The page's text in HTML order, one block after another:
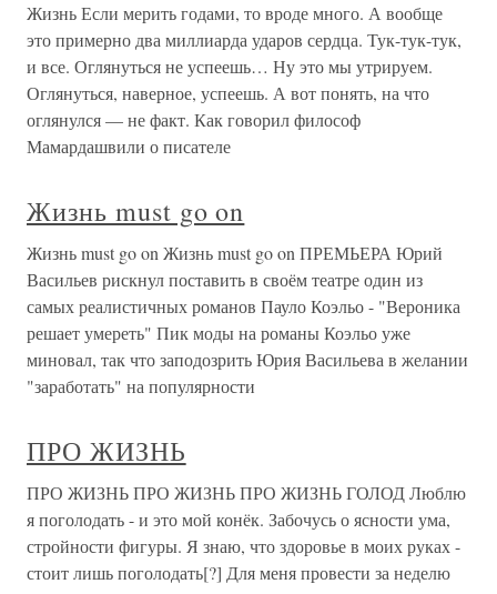
Жизнь Если мерить годами, то вроде много. А вообще
это примерно два миллиарда ударов сердца. Тук-тук-тук,
и все. Оглянуться не успеешь… Ну это мы утрируем.
Оглянуться, наверное, успеешь. А вот понять, на что
оглянулся — не факт. Как говорил философ
Мамардашвили о писателе
Жизнь must go on
Жизнь must go on Жизнь must go on ПРЕМЬЕРА Юрий
Васильев рискнул поставить в своём театре один из
самых реалистичных романов Пауло Коэльо - "Вероника
решает умереть" Пик моды на романы Коэльо уже
миновал, так что заподозрить Юрия Васильева в желании
"заработать" на популярности
ПРО ЖИЗНЬ
ПРО ЖИЗНЬ ПРО ЖИЗНЬ ПРО ЖИЗНЬ ГОЛОД Люблю
я поголодать - и это мой конёк. Забочусь о ясности ума,
стройности фигуры. Я знаю, что здоровье в моих руках -
стоит лишь поголодать[?] Для меня провести за неделю